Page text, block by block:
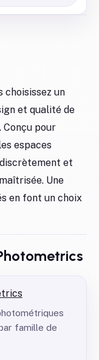
choisissez un
et qualité de
Conçu pour
espaces
et
Une
en font un choix
famille de